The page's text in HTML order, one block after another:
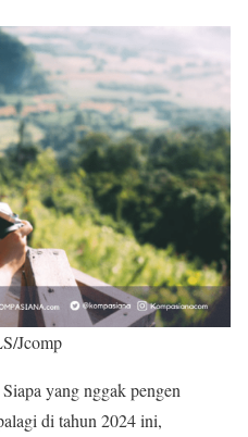
Jcomp
yang nggak pengen
di tahun 2024 ini,